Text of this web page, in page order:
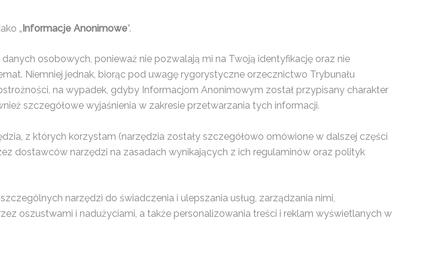
„Informacje Anonimowe”.
osobowych, ponieważ nie pozwalają mi na Twoją identyfikację oraz nie
Niemniej jednak, biorąc pod uwagę rygorystyczne orzecznictwo Trybunału
na wypadek, gdyby Informacjom Anonimowym został przypisany charakter
szczegółowe wyjaśnienia w zakresie przetwarzania tych informacji.
z których korzystam (narzędzia zostały szczegółowo omówione w dalszej części
dostawców narzędzi na zasadach wynikających z ich regulaminów oraz polityk
narzędzi do świadczenia i ulepszania usług, zarządzania nimi,
oszustwami i nadużyciami, a także personalizowania treści i reklam wyświetlanych w